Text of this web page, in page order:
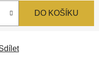
DO KOŠÍKU